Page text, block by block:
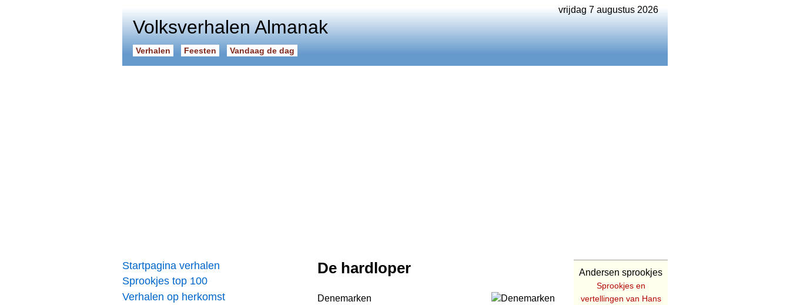
vrijdag 7 augustus 2026
Volksverhalen Almanak
Verhalen Feesten Vandaag de dag
Startpagina verhalen
Sprookjes top 100
Verhalen op herkomst
Andersen sprookjes
Sprookjes en
vertellingen van Hans
De hardloper
Denemarken